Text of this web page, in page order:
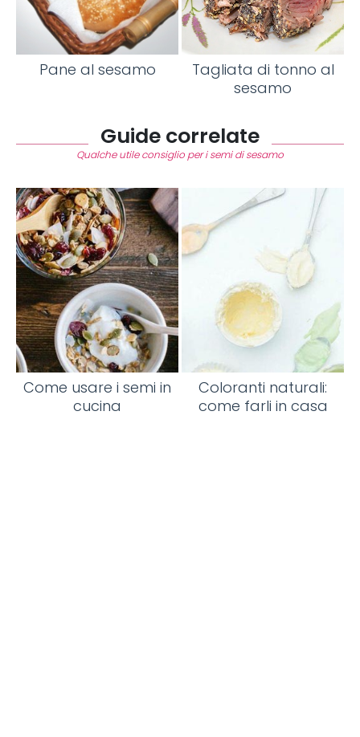
Pane al sesamo
Tagliata di tonno al
sesamo
Guide correlate
Qualche utile consiglio per i semi di sesamo
Come usare i semi in
cucina
Coloranti naturali:
come farli in casa